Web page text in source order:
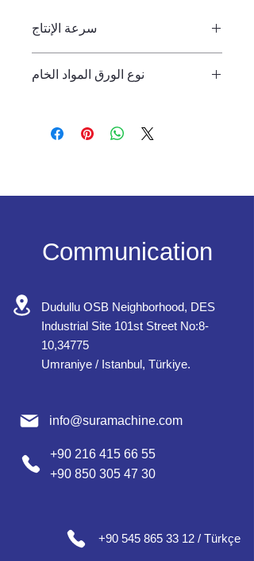
سرعة الإنتاج
نوع الورق المواد الخام
سمك الورق: مناسب للأوراق بوزن
Communication
Dudullu OSB Neighborhood, DES
Industrial Site 101st Street No:8-
10,34775
Umraniye / Istanbul, Türkiye.
info@suramachine.com
+90 216 415 66 55
+90 850 305 47 30
+90 545 865 33 12 / Türkçe